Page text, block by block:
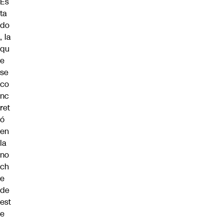
ta
do
, la
qu
e
se
co
nc
ret
ó
en
la
no
ch
e
de
est
e